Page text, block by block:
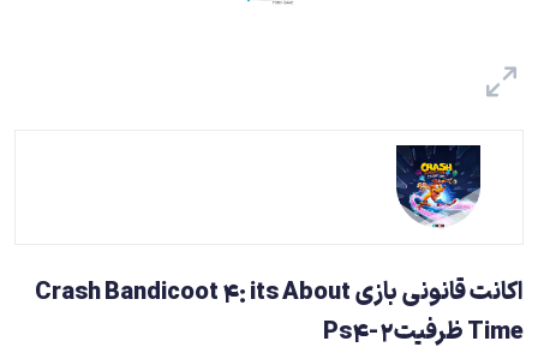
اکانت قانونی بازی Crash Bandicoot 4: its About
Time ظرفیت2-Ps4